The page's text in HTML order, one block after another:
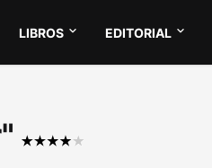
LIBROS EDITORIAL